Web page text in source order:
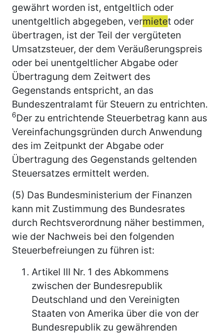
gewährt worden ist, entgeltlich oder
unentgeltlich abgegeben, vermietet oder
übertragen, ist der Teil der vergüteten
Umsatzsteuer, der dem Veräußerungspreis
oder bei unentgeltlicher Abgabe oder
Übertragung dem Zeitwert des
Gegenstands entspricht, an das
Bundeszentralamt für Steuern zu entrichten.
6Der zu entrichtende Steuerbetrag kann aus
Vereinfachungsgründen durch Anwendung
des im Zeitpunkt der Abgabe oder
Übertragung des Gegenstands geltenden
Steuersatzes ermittelt werden.
(5) Das Bundesministerium der Finanzen
kann mit Zustimmung des Bundesrates
durch Rechtsverordnung näher bestimmen,
wie der Nachweis bei den folgenden
Steuerbefreiungen zu führen ist:
Artikel III Nr. 1 des Abkommens
zwischen der Bundesrepublik
Deutschland und den Vereinigten
Staaten von Amerika über die von der
Bundesrepublik zu gewährenden